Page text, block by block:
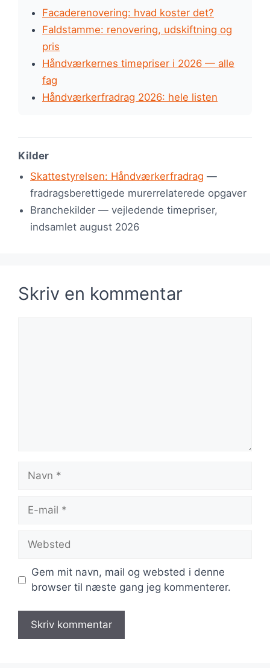
Facaderenovering: hvad koster det?
Faldstamme: renovering, udskiftning og
pris
Håndværkernes timepriser i 2026 — alle
fag
Håndværkerfradrag 2026: hele listen
Kilder
Skattestyrelsen: Håndværkerfradrag —
fradragsberettigede murerrelaterede opgaver
Branchekilder — vejledende timepriser,
indsamlet august 2026
Skriv en kommentar
Navn
Websted
Gem mit navn, mail og websted i denne
browser til næste gang jeg kommenterer.